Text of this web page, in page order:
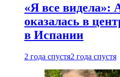
«Я все видела»:
оказалась в
в Испании
2 года спустя2 года спустя